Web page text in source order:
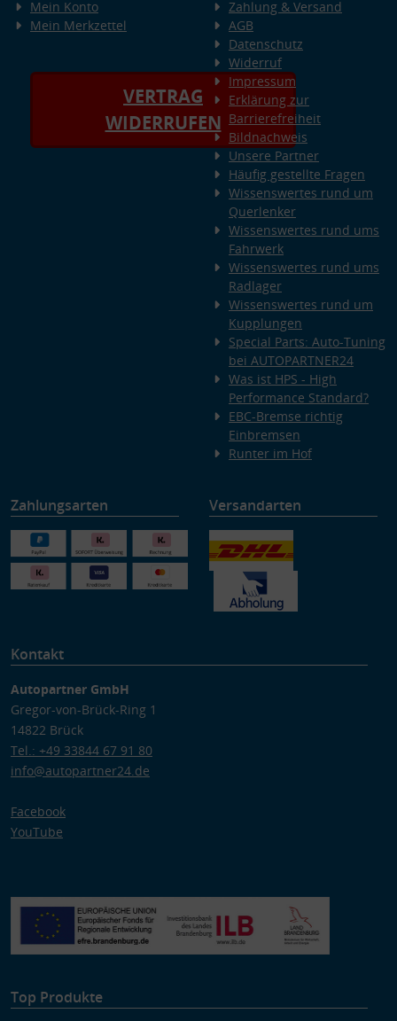
Mein Konto
Mein Merkzettel
VERTRAG
WIDERRUFEN
Zahlung & Versand
AGB
Datenschutz
Widerruf
Impressum
Erklärung zur
Barrierefreiheit
Bildnachweis
Unsere Partner
Häufig gestellte Fragen
Wissenswertes rund um
Querlenker
Wissenswertes rund ums
Fahrwerk
Wissenswertes rund ums
Radlager
Wissenswertes rund um
Kupplungen
Special Parts: Auto-Tuning
bei AUTOPARTNER24
Was ist HPS - High
Performance Standard?
EBC-Bremse richtig
Einbremsen
Runter im Hof
Zahlungsarten Versandarten
Kontakt
Autopartner GmbH
Gregor-von-Brück-Ring 1
14822 Brück
Tel.: +49 33844 67 91 80
info@autopartner24.de
Facebook
YouTube
Top Produkte